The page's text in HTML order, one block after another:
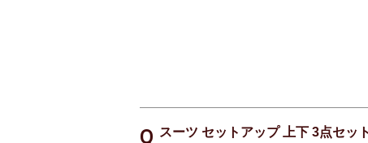
スーツ セットアップ 上下 3点セッ